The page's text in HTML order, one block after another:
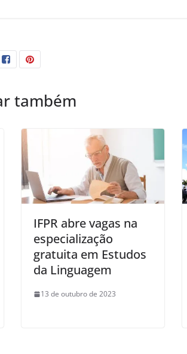
também
IFPR abre vagas na
especialização
gratuita em Estudos
da Linguagem
13 de outubro de 2023